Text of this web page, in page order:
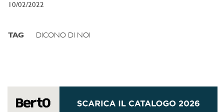
10/02/2022
TAG DICONO DI NOI